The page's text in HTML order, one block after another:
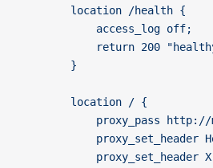
        location /health {
            access_log off;
return 200
        }
        location / {
proxy_pass
proxy_set_header
proxy_set_header